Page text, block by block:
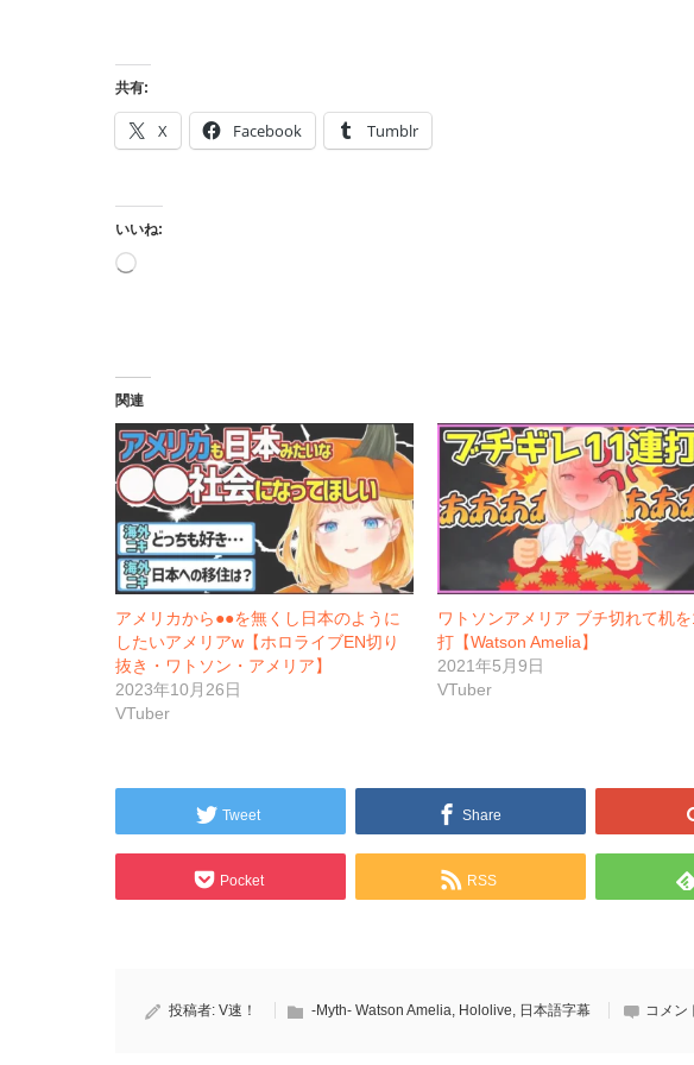
共有:
X Facebook Tumblr
いいね:
読
関連
アメリカから●●を無くし日本のように
したいアメリアw【ホロライブEN切り
抜き・ワトソン・アメリア】
2023年10月26日
VTuber
ワトソンアメリア ブチ切れて机
打【Watson Amelia】
2021年5月9日
VTuber
Tweet Share
Pocket RSS
投稿者: V速！ -Myth- Watson Amelia, Hololive, 日本語字幕 コメン